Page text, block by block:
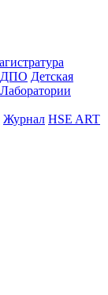
ДПО Детская
Лаборатории
Журнал HSE ART